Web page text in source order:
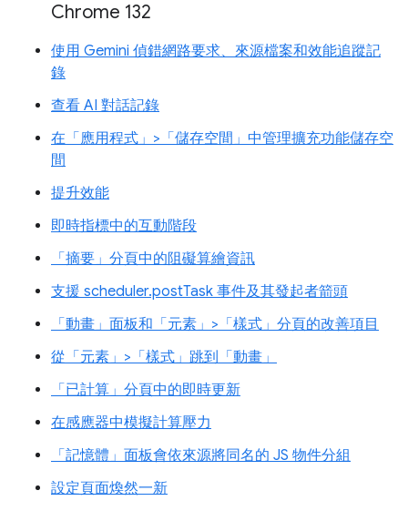
Chrome 132
使用 Gemini 偵錯網路要求、來源檔案和效能追蹤記
錄
查看 AI 對話記錄
在「應用程式」>「儲存空間」中管理擴充功能儲存空
間
提升效能
即時指標中的互動階段
「摘要」分頁中的阻礙算繪資訊
支援 scheduler.postTask 事件及其發起者箭頭
「動畫」面板和「元素」>「樣式」分頁的改善項目
從「元素」>「樣式」跳到「動畫」
「已計算」分頁中的即時更新
在感應器中模擬計算壓力
「記憶體」面板會依來源將同名的 JS 物件分組
設定頁面煥然一新